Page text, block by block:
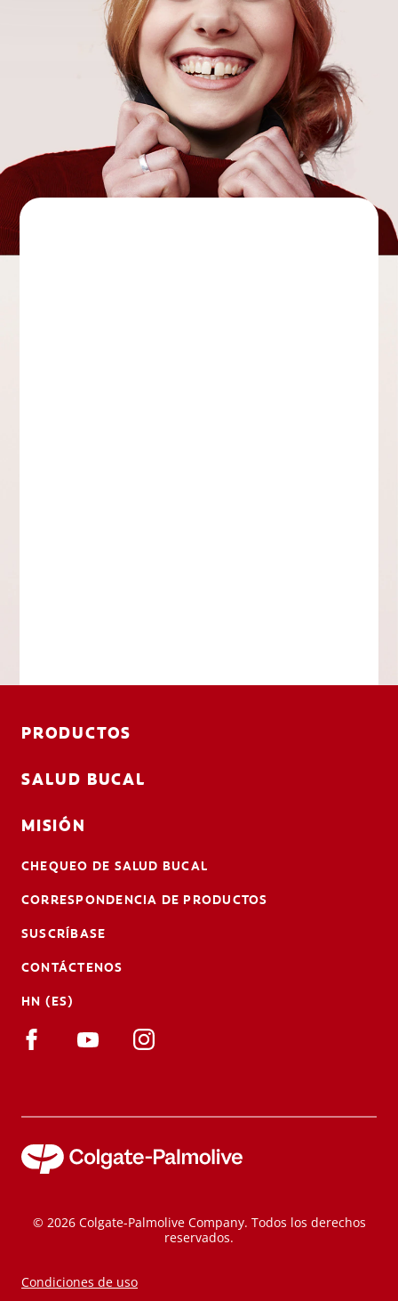
PRODUCTOS
SALUD BUCAL
MISIÓN
CHEQUEO DE SALUD BUCAL
CORRESPONDENCIA DE PRODUCTOS
SUSCRÍBASE
CONTÁCTENOS
HN (ES)
© 2026 Colgate-Palmolive Company. Todos los derechos
reservados.
Condiciones de uso